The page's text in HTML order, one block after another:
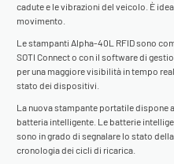
cadute e le vibrazioni del veicolo. È
movimento.
Le stampanti Alpha-40L RFID sono
SOTI Connecto con il software di
per una maggiore visibilità in tempo
stato dei dispositivi.
La nuova stampante portatile dispone
batteria intelligente. Le batterie
sono in grado di segnalare lo stato
cronologia dei cicli di ricarica.